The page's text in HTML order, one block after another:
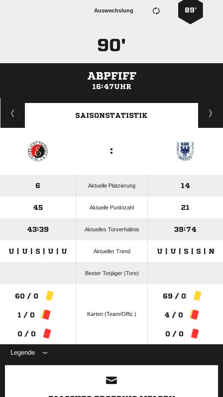
89’
Auswechslung
90'
ABPFIFF
16:47UHR
ANZEIGE
SAISONSTATISTIK
:
6 Aktuelle Platzierung 14
45 Aktuelle Punktzahl 21
43:39 Aktuelles Torverhältnis 39:74
U | U | S | U | U Aktueller Trend U | U | S | S | N
Bester Torjäger (Tore)
60 / 0
1 / 0
0 / 0
Karten (Team/Offiz.)
69 / 0
4 / 0
0 / 0
Legende
ANZEIGE